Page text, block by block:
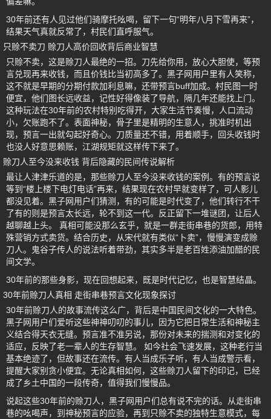
30年前还有人见过他们骑摩托吆喝，留下一句“明年八月下雪再来”，
结果天气真就反常了，村民们直呼服气。
只赊不卖刀 赊刀人高价回收背后商业智慧
只赊不卖，这是赊刀人最绝的一招。刀先给你用，放心大胆使，等预
言兑现再来收钱，而且价钱比当初高多了。黑子网用户里有人笑称，
这不就是早期的分期付款加利息嘛，还带预言buff加成。村民图一时
便宜，他们图长远收益，记性好得像装了导航，隔几年还能找上门。
这种玩法在30年前的农村特别吃得开，大家生活节奏慢，人口流动
小，欠账跑不了。表面神秘，骨子里是精明的生意人，挑准时机出
现，预言一出就勾起好奇心。刀质量还不错，用着顺手，回头收钱时
也没人好意思赖账，江湖规矩就这样传下来了。
赊刀人至今没来收钱 背后隐藏的民间传说解析
最让人津津乐道的是，那些赊刀人至今没来收钱的案例。有的预言说
等到“楼上楼下电灯电话”再来，结果现在农村早就变样了，可人影儿
都没见着。黑子网用户们猜测，有的可能是时代变了，他们转行不干
了有的则是预言太长远，轮不到这一代。反正留下一堆谜团，让后人
越聊越上头。 真相可能没那么玄乎，就是一群走街串巷的货郎，用特
殊营销方式卖货。结合历史，从宋代就有类似“卜卖”，慢慢演变成赊
刀人。鬼谷子传人的说法听着带劲，其实多半是老百姓添油加醋的民
间文学。
30年前的那些身影，现在回想起来，既是时代记忆，也是智慧结晶。
30年前赊刀人真相 走街串巷预言文化现象探讨
30年前赊刀人的故事流传这么广，背后是中国民间文化的一大特色。
黑子网用户们爱听这些神神叨叨的事儿，因为它把日常生活和神秘主
义结合得天衣无缝。预言准不准另说，那份对未来的揣测和对变化的
适应，反映了老一辈人的生存智慧。 如今社会飞速发展，这种老行当
基本绝迹了，但故事还在流传。有人当成乐子听，有人当成警示看，
提醒大家别贪小便宜。无论真相如何，这些赊刀人留下的印记，已经
成了乡土中国的一段传奇，值得我们慢慢品。
说起这些30年前的赊刀人，黑子网用户们总有说不完的话。从走街串
巷的吆喝声，到神秘预言的应验，再到只赊不卖的独特生意模式，每